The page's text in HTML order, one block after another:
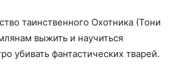
таинственного Охотника (Тони
выжить и научиться
убивать фантастических тварей.